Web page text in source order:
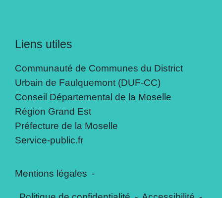
Liens utiles
Communauté de Communes du District
Urbain de Faulquemont (DUF-CC)
Conseil Départemental de la Moselle
Région Grand Est
Préfecture de la Moselle
Service-public.fr
Mentions légales -